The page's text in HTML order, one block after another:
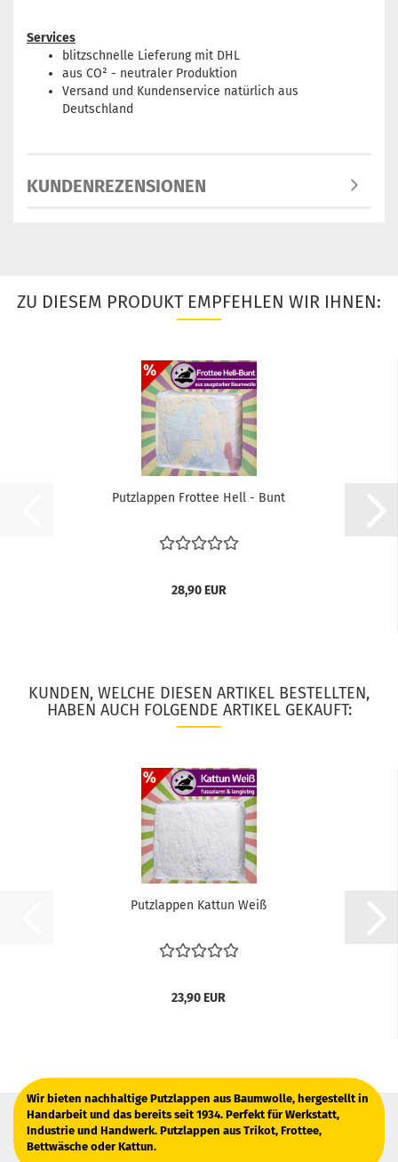
Services
blitzschnelle Lieferung mit DHL
aus CO² - neutraler Produktion
Versand und Kundenservice natürlich aus
Deutschland
KUNDENREZENSIONEN
ZU DIESEM PRODUKT EMPFEHLEN WIR IHNEN:
Putzlappen Frottee Hell - Bunt
28,90 EUR
KUNDEN, WELCHE DIESEN ARTIKEL BESTELLTEN,
HABEN AUCH FOLGENDE ARTIKEL GEKAUFT:
Putzlappen Kattun Weiß
23,90 EUR
Wir bieten nachhaltige Putzlappen aus Baumwolle, hergestellt in
Handarbeit und das bereits seit 1934. Perfekt für Werkstatt,
Industrie und Handwerk. Putzlappen aus Trikot, Frottee,
Bettwäsche oder Kattun.